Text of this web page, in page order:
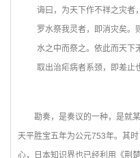
诲曰，为天下作不祥之灾者
罗水祭我灵者，即消灾矣。
水之中而祭之。依此而天下
取出治疟病者系颈，即差止
勘奏，是奏议的一种，是就
天平胜宝五年为公元753年。其
心，日本知识界也已经利用《荆